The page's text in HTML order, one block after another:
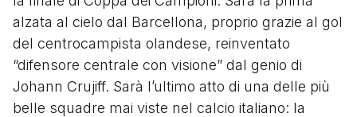
alzata al cielo dal Barcellona, proprio grazie al gol
del centrocampista olandese, reinventato
“difensore centrale con visione” dal genio di
Johann Crujiff. Sarà l’ultimo atto di una delle più
belle squadre mai viste nel calcio italiano: la